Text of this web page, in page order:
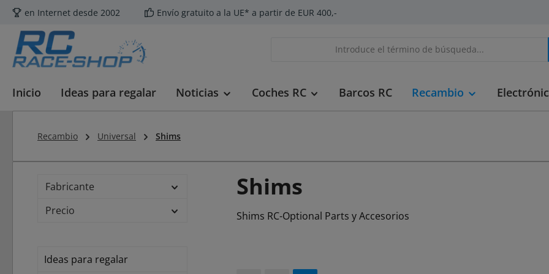
al contenido principal
Saltar a la búsqueda
Saltar a la navegación principal
en Internet desde 2002 Envío gratuito a la UE* a partir de EUR 400,-
Inicio Ideas para regalar Noticias Coches RC Barcos RC Recambio
Recambio Universal Shims
Fabricante
Precio
Ideas para regalar
Shims
Shims RC-Optional Parts y Accesorios